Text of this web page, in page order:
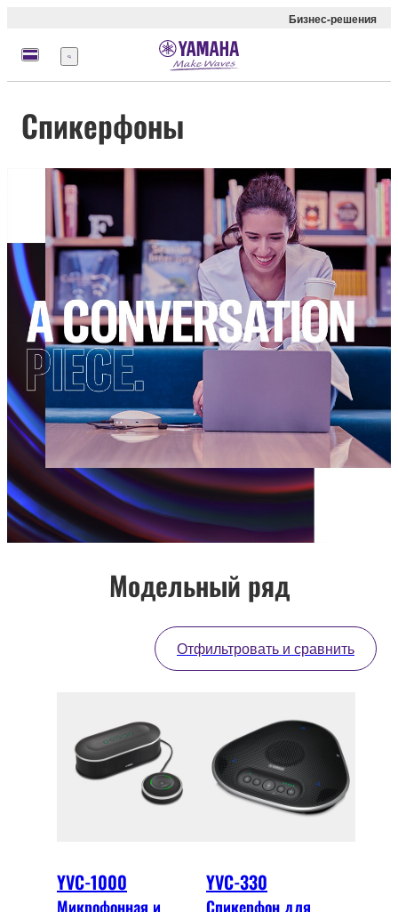
Бизнес-решения
Меню
Спикерфоны
Модельный ряд
Отфильтровать и сравнить
YVC-1000
Микрофонная и
YVC-330
Спикерфон для